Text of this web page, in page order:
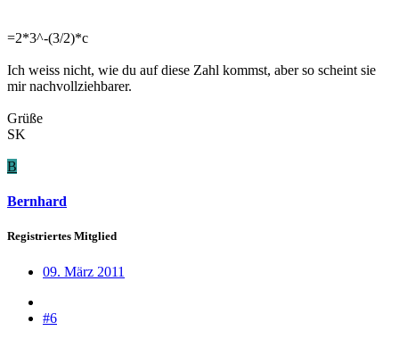
=2*3^-(3/2)*c
Ich weiss nicht, wie du auf diese Zahl kommst, aber so scheint sie
mir nachvollziehbarer.
Grüße
SK
B
Bernhard
Registriertes Mitglied
09. März 2011
#6